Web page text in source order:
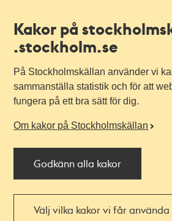
Kakor på
.stockholm.se
På Stockholmskällan använder vi
sammanställa statistik och för att
fungera på ett bra sätt för dig.
Om kakor på Stockholmskällan
Godkänn alla kakor
Välj vilka kakor vi får använda